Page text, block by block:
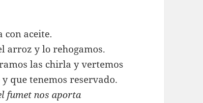
con aceite.
arroz y lo rehogamos.
las chirla y vertemos
que tenemos reservado.
fumet nos aporta